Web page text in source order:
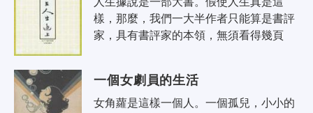
樣，那麼，我們一大半作者只能算是書評
家，具有書評家的本領，無須看得幾頁
得..
一個女劇員的生活
女角蘿是這樣一個人。一個孤兒，小小的